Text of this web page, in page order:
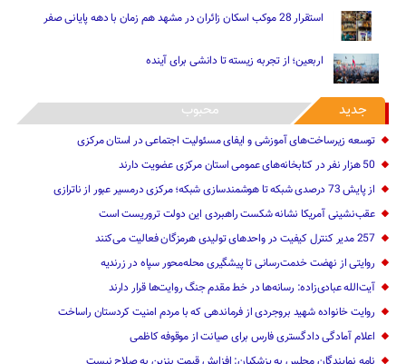
استقرار 28 موکب اسکان زائران در مشهد هم زمان با دهه پایانی صفر
اربعین؛ از تجربه زیسته تا دانشی برای آینده
جدید محبوب
توسعه زیرساخت‌های آموزشی و ایفای مسئولیت اجتماعی در استان مرکزی
50 هزار نفر در کتابخانه‌های عمومی استان مرکزی عضویت دارند
از پایش 73 درصدی شبکه تا هوشمندسازی شبکه؛ مرکزی درمسیر عبور از ناترازی
عقب‌نشینی آمریکا نشانه شکست راهبردی این دولت تروریست است
257 مدیر کنترل کیفیت در واحدهای تولیدی هرمزگان فعالیت می‌کنند
روایتی از نهضت خدمت‌رسانی تا پیشگیری محله‌محور سپاه در زرندیه
آیت‌الله عبادی‌زاده: رسانه‌ها در خط مقدم جنگ روایت‌ها قرار دارند
روایت خانواده شهید بروجردی از فرماندهی که با مردم امنیت کردستان راساخت
اعلام آمادگی دادگستری فارس برای صیانت از موقوفه کاظمی